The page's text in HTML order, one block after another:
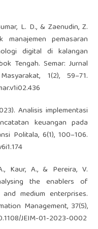
L. D., & Zaenudin, Z.
manajemen pemasaran
digital di kalangan
Tengah. Semar: Jurnal
1(2), 59–71.
Analisis implementasi
keuangan pada
Politala, 6(1), 100–106.
Kaur, A., & Pereira, V.
the enablers of
medium enterprises.
Management, 37(5),
JEIM-01-2023-0002